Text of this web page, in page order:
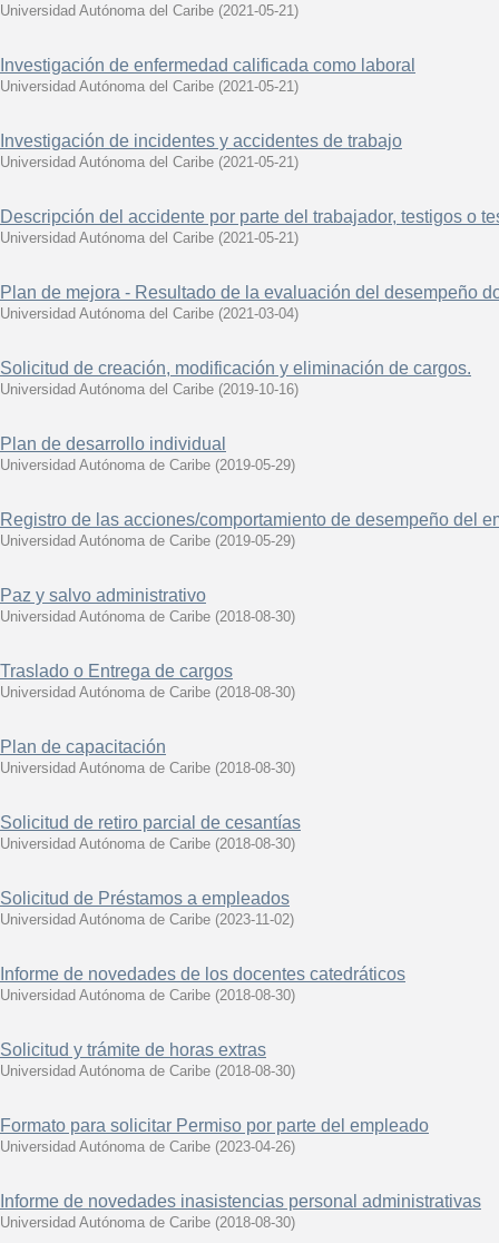
Universidad Autónoma del Caribe (2021-05-21)
Investigación de enfermedad calificada como laboral
Universidad Autónoma del Caribe (2021-05-21)
Investigación de incidentes y accidentes de trabajo
Universidad Autónoma del Caribe (2021-05-21)
Descripción del accidente por parte del trabajador, testigos o
Universidad Autónoma del Caribe (2021-05-21)
Plan de mejora - Resultado de la evaluación del desempeño
Universidad Autónoma del Caribe (2021-03-04)
Solicitud de creación, modificación y eliminación de cargos.
Universidad Autónoma del Caribe (2019-10-16)
Plan de desarrollo individual
Universidad Autónoma de Caribe (2019-05-29)
Registro de las acciones/comportamiento de desempeño del
Universidad Autónoma de Caribe (2019-05-29)
Paz y salvo administrativo
Universidad Autónoma de Caribe (2018-08-30)
Traslado o Entrega de cargos
Universidad Autónoma de Caribe (2018-08-30)
Plan de capacitación
Universidad Autónoma de Caribe (2018-08-30)
Solicitud de retiro parcial de cesantías
Universidad Autónoma de Caribe (2018-08-30)
Solicitud de Préstamos a empleados
Universidad Autónoma de Caribe (2023-11-02)
Informe de novedades de los docentes catedráticos
Universidad Autónoma de Caribe (2018-08-30)
Solicitud y trámite de horas extras
Universidad Autónoma de Caribe (2018-08-30)
Formato para solicitar Permiso por parte del empleado
Universidad Autónoma de Caribe (2023-04-26)
Informe de novedades inasistencias personal administrativas
Universidad Autónoma de Caribe (2018-08-30)